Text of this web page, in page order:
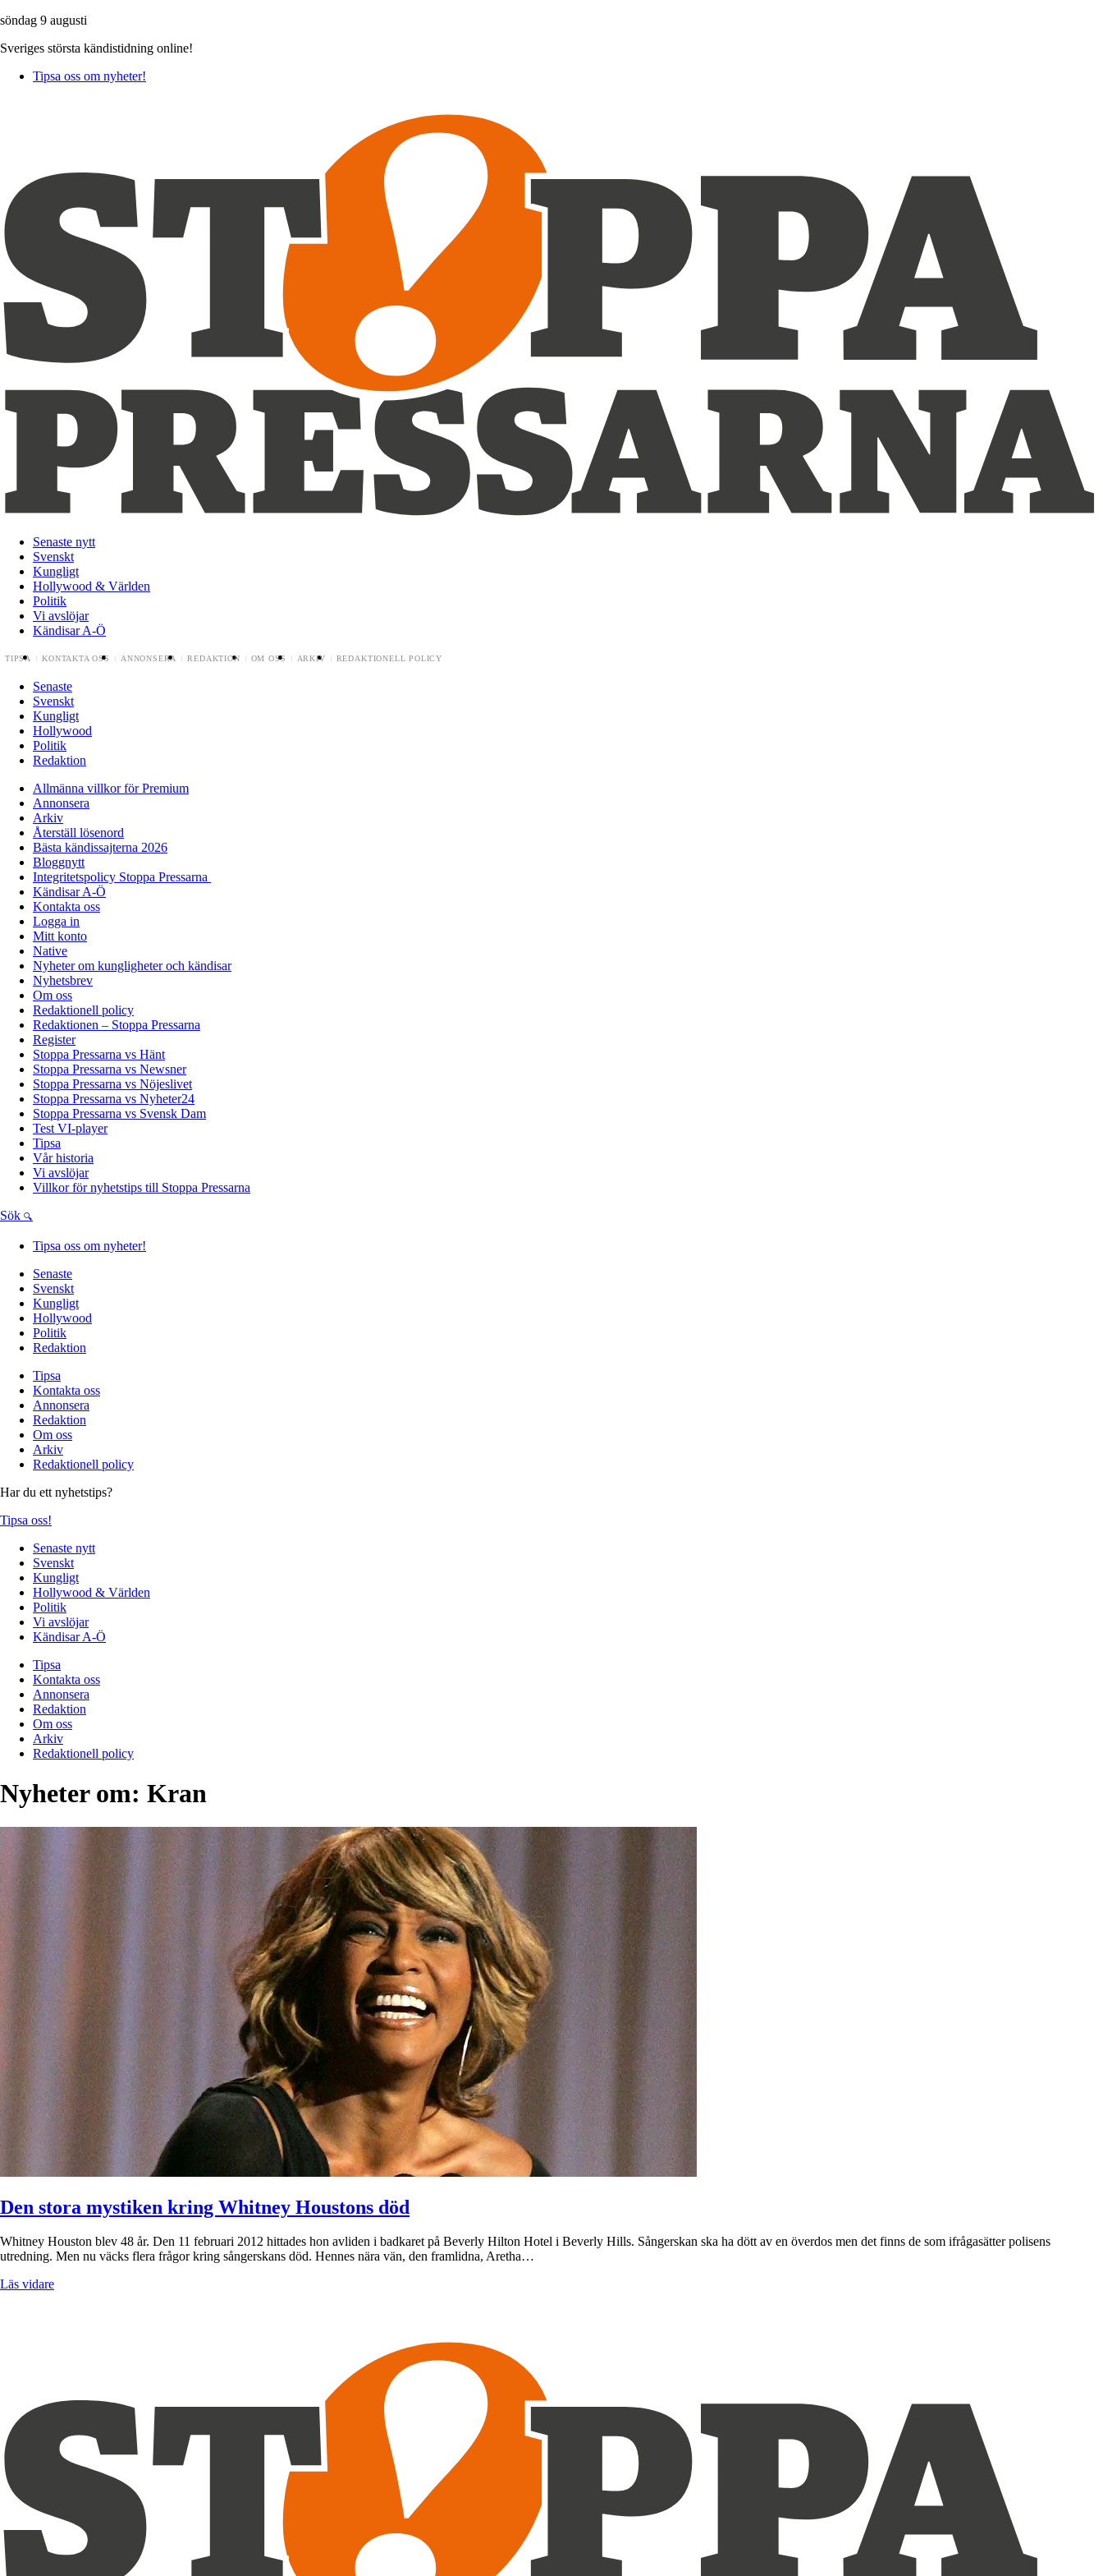
söndag 9 augusti
Sveriges största kändistidning online!
Tipsa oss om nyheter!
Senaste nytt
Svenskt
Kungligt
Hollywood & Världen
Politik
Vi avslöjar
Kändisar A-Ö
TIPSA KONTAKTA OSS ANNONSERA REDAKTION OM OSS ARKIV REDAKTIONELL POLICY
Senaste
Svenskt
Kungligt
Hollywood
Politik
Redaktion
Allmänna villkor för Premium
Annonsera
Arkiv
Återställ lösenord
Bästa kändissajterna 2026
Bloggnytt
Integritetspolicy Stoppa Pressarna
Kändisar A-Ö
Kontakta oss
Logga in
Mitt konto
Native
Nyheter om kungligheter och kändisar
Nyhetsbrev
Om oss
Redaktionell policy
Redaktionen – Stoppa Pressarna
Register
Stoppa Pressarna vs Hänt
Stoppa Pressarna vs Newsner
Stoppa Pressarna vs Nöjeslivet
Stoppa Pressarna vs Nyheter24
Stoppa Pressarna vs Svensk Dam
Test VI-player
Tipsa
Vår historia
Vi avslöjar
Villkor för nyhetstips till Stoppa Pressarna
Sök
Tipsa oss om nyheter!
Senaste
Svenskt
Kungligt
Hollywood
Politik
Redaktion
Tipsa
Kontakta oss
Annonsera
Redaktion
Om oss
Arkiv
Redaktionell policy
Har du ett nyhetstips?
Tipsa oss!
Senaste nytt
Svenskt
Kungligt
Hollywood & Världen
Politik
Vi avslöjar
Kändisar A-Ö
Tipsa
Kontakta oss
Annonsera
Redaktion
Om oss
Arkiv
Redaktionell policy
Nyheter om: Kran
Den stora mystiken kring Whitney Houstons död
Whitney Houston blev 48 år. Den 11 februari 2012 hittades hon avliden i badkaret på Beverly Hilton Hotel i Beverly Hills. Sångerskan ska ha dött av en överdos men det finns de som ifrågasätter polisens
utredning. Men nu väcks flera frågor kring sångerskans död. Hennes nära vän, den framlidna, Aretha…
Läs vidare